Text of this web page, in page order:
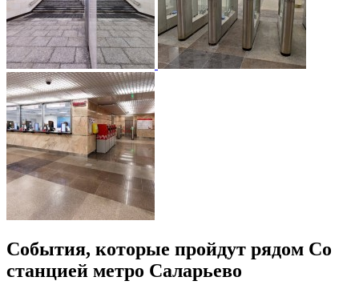
События, которые пройдут рядом Со
станцией метро Саларьево